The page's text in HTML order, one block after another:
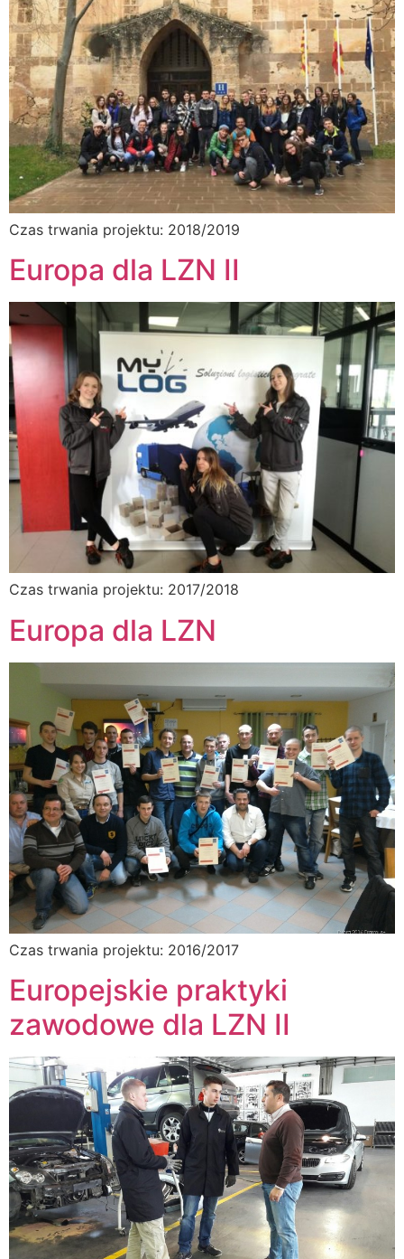
Czas trwania projektu: 2018/2019
Europa dla LZN II
Czas trwania projektu: 2017/2018
Europa dla LZN
Czas trwania projektu: 2016/2017
Europejskie praktyki
zawodowe dla LZN II